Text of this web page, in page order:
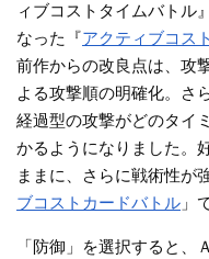
ィブコストタイムバトル
なった『アクティブコス
前作からの改良点は、攻
よる攻撃順の明確化。さ
経過型の攻撃がどのタイ
かるようになりました。
ままに、さらに戦術性が
ブコストカードバトル 」
「防御」を選択すると、